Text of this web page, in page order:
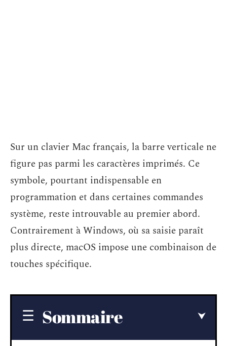
Sur un clavier Mac français, la barre verticale ne
figure pas parmi les caractères imprimés. Ce
symbole, pourtant indispensable en
programmation et dans certaines commandes
système, reste introuvable au premier abord.
Contrairement à Windows, où sa saisie paraît
plus directe, macOS impose une combinaison de
touches spécifique.
Sommaire